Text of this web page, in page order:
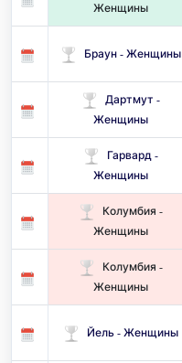
Женщины
Браун - Женщины
Дартмут -
Женщины
Гарвард -
Женщины
Колумбия -
Женщины
Колумбия -
Женщины
Йель - Женщины